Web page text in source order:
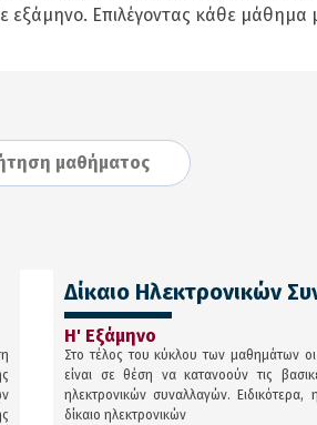
Επιλέγοντας κάθε μάθημα
Δίκαιο Ηλεκτρονικών
Η' Εξάμηνο
Στο τέλος του κύκλου των μαθημάτων
είναι σε θέση να κατανοούν τις
ηλεκτρονικών συναλλαγών.
δίκαιο ηλεκτρονικών